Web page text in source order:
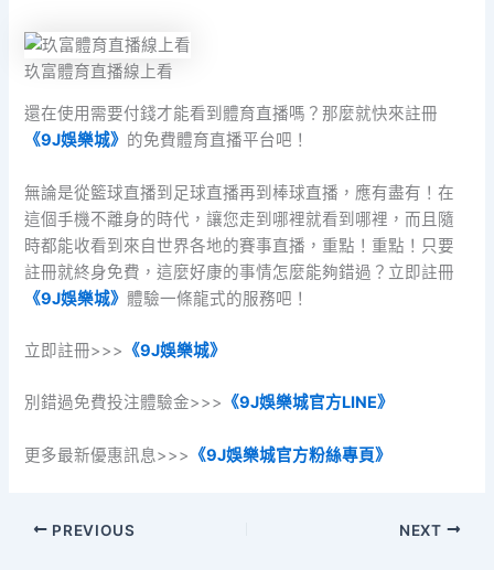
玖富體育直播線上看
還在使用需要付錢才能看到體育直播嗎？那麼就快來註冊
《9J娛樂城》 的免費體育直播平台吧！
無論是從籃球直播到足球直播再到棒球直播，應有盡有！在
這個手機不離身的時代，讓您走到哪裡就看到哪裡，而且隨
時都能收看到來自世界各地的賽事直播，重點！重點！只要
註冊就終身免費，這麼好康的事情怎麼能夠錯過？立即註冊
《9J娛樂城》體驗一條龍式的服務吧！
立即註冊>>> 《9J娛樂城》
別錯過免費投注體驗金>>> 《9J娛樂城官方LINE》
更多最新優惠訊息>>> 《9J娛樂城官方粉絲專頁》
PREVIOUS NEXT